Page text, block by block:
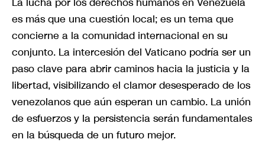
es más que una cuestión local; es un tema que
concierne a la comunidad internacional en su
conjunto. La intercesión del Vaticano podría ser un
paso clave para abrir caminos hacia la justicia y la
libertad, visibilizando el clamor desesperado de los
venezolanos que aún esperan un cambio. La unión
de esfuerzos y la persistencia serán fundamentales
en la búsqueda de un futuro mejor.